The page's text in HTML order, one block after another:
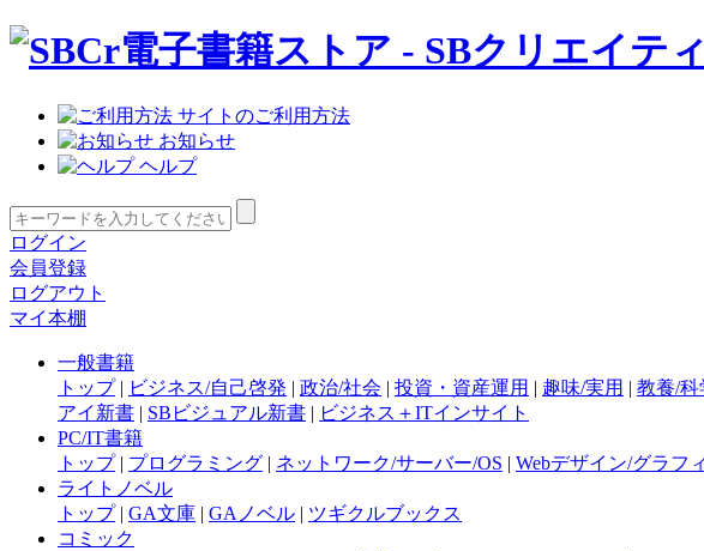
サイトのご利用方法
お知らせ
ヘルプ
ログイン
会員登録
ログアウト
マイ本棚
一般書籍
トップ| ビジネス/自己啓発 | 政治/社会 | 投資・資産運用 | 趣味/実用 | 教養/科
アイ新書 | SBビジュアル新書 | ビジネス＋ITインサイト
PC/IT書籍
トップ| プログラミング | ネットワーク/サーバー/OS | Webデザイン/グラフ
ライトノベル
トップ| GA文庫 | GAノベル | ツギクルブックス
コミック